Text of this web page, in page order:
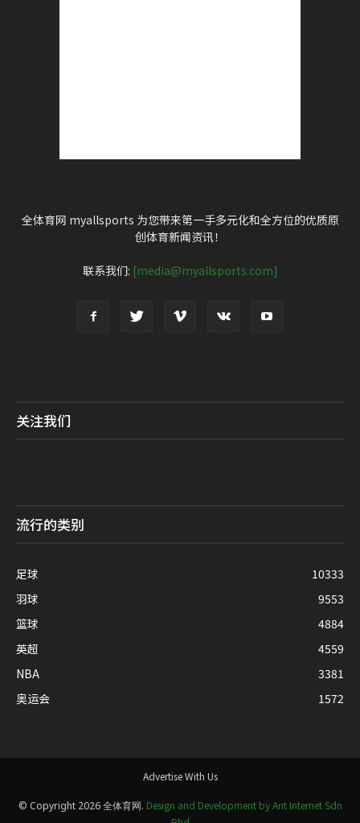
全体育网 myallsports 为您带来第一手多元化和全方位的优质原
创体育新闻资讯！
联系我们: [media@myallsports.com]
关注我们
流行的类别
足球
10333
羽球
9553
篮球
4884
英超
4559
NBA
3381
奥运会
1572
Advertise With Us
© Copyright 2026 全体育网. Design and Development by Ant Internet Sdn